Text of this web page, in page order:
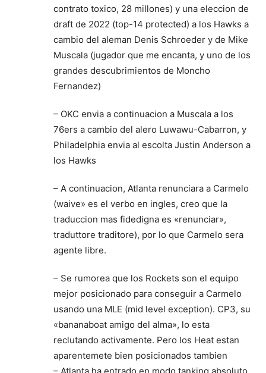
contrato toxico, 28 millones) y una eleccion de
draft de 2022 (top-14 protected) a los Hawks a
cambio del aleman Denis Schroeder y de Mike
Muscala (jugador que me encanta, y uno de los
grandes descubrimientos de Moncho
Fernandez)
– OKC envia a continuacion a Muscala a los
76ers a cambio del alero Luwawu-Cabarron, y
Philadelphia envia al escolta Justin Anderson a
los Hawks
– A continuacion, Atlanta renunciara a Carmelo
(waive» es el verbo en ingles, creo que la
traduccion mas fidedigna es «renunciar»,
traduttore traditore), por lo que Carmelo sera
agente libre.
– Se rumorea que los Rockets son el equipo
mejor posicionado para conseguir a Carmelo
usando una MLE (mid level exception). CP3, su
«bananaboat amigo del alma», lo esta
reclutando activamente. Pero los Heat estan
aparentemete bien posicionados tambien